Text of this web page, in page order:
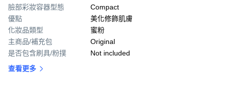
臉部彩妝容器型態
Compact
優點
美化修飾肌膚
化妝品類型
蜜粉
主商品/補充包
Original
是否包含刷具/粉撲
Not included
查看更多